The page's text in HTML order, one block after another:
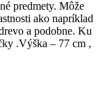
predmety. Môže
ako napríklad
a podobne. Ku
.Výška – 77 cm ,